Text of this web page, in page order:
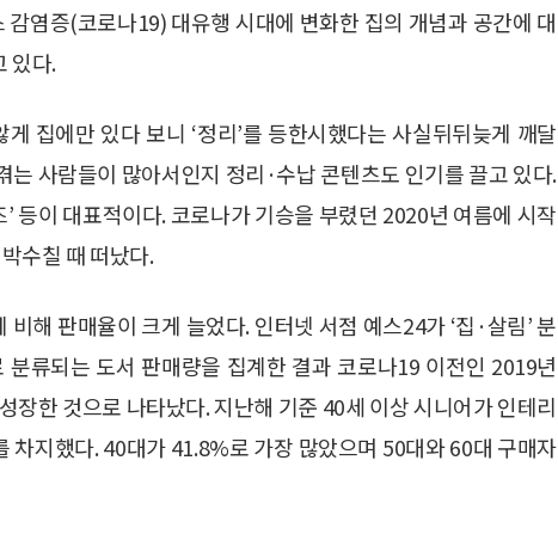
염증(코로나19) 대유행 시대에 변화한 집의 개념과 공간에 대
있다.
집에만 있다 보니 ‘정리’를 등한시했다는 사실뒤뒤늦게 깨달
는 사람들이 많아서인지 정리·수납 콘텐츠도 인기를 끌고 있다.
’ 등이 대표적이다. 코로나가 기승을 부렸던 2020년 여름에 시작
수칠 때 떠났다.
비해 판매율이 크게 늘었다. 인터넷 서점 예스24가 ‘집·살림’ 분
분류되는 도서 판매량을 집계한 결과 코로나19 이전인 2019년
장한 것으로 나타났다. 지난해 기준 40세 이상 시니어가 인테리
차지했다. 40대가 41.8%로 가장 많았으며 50대와 60대 구매자